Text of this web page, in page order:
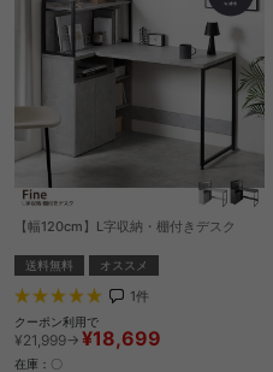
【幅120cm】L字収納・棚付きデスク
送料無料 オススメ
1件
クーポン利用で
¥21,999→ ¥18,699
在庫：〇